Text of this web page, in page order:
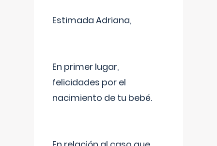
Estimada Adriana,
En primer lugar,
felicidades por el
nacimiento de tu bebé.